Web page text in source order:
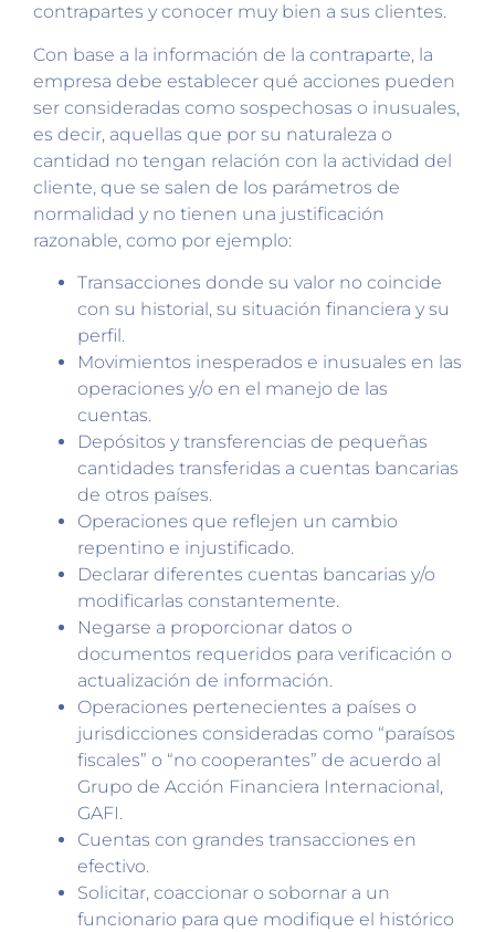
contrapartes y conocer muy bien a sus clientes.
Con base a la información de la contraparte, la
empresa debe establecer qué acciones pueden
ser consideradas como sospechosas o inusuales,
es decir, aquellas que por su naturaleza o
cantidad no tengan relación con la actividad del
cliente, que se salen de los parámetros de
normalidad y no tienen una justificación
razonable, como por ejemplo:
Transacciones donde su valor no coincide
con su historial, su situación financiera y su
perfil.
Movimientos inesperados e inusuales en las
operaciones y/o en el manejo de las
cuentas.
Depósitos y transferencias de pequeñas
cantidades transferidas a cuentas bancarias
de otros países.
Operaciones que reflejen un cambio
repentino e injustificado.
Declarar diferentes cuentas bancarias y/o
modificarlas constantemente.
Negarse a proporcionar datos o
documentos requeridos para verificación o
actualización de información.
Operaciones pertenecientes a países o
jurisdicciones consideradas como “paraísos
fiscales” o “no cooperantes” de acuerdo al
Grupo de Acción Financiera Internacional,
GAFI.
Cuentas con grandes transacciones en
efectivo.
Solicitar, coaccionar o sobornar a un
funcionario para que modifique el histórico